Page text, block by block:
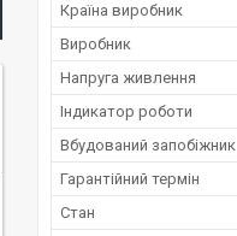
Країна виробник
Виробник
Напруга живлення
Індикатор роботи
Вбудований запобіжник
Гарантійний термін
Стан